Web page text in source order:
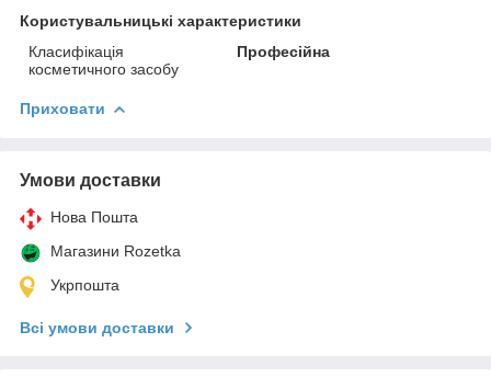
Користувальницькі характеристики
Класифікація
косметичного засобу
Професійна
Приховати
Умови доставки
Нова Пошта
Магазини Rozetka
Укрпошта
Всі умови доставки